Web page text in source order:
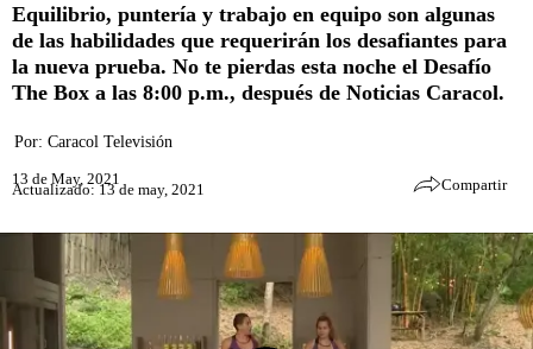
Equilibrio, puntería y trabajo en equipo son algunas
de las habilidades que requerirán los desafiantes para
la nueva prueba. No te pierdas esta noche el Desafío
The Box a las 8:00 p.m., después de Noticias Caracol.
Por: Caracol Televisión
13 de May, 2021
Actualizado: 13 de may, 2021 Compartir